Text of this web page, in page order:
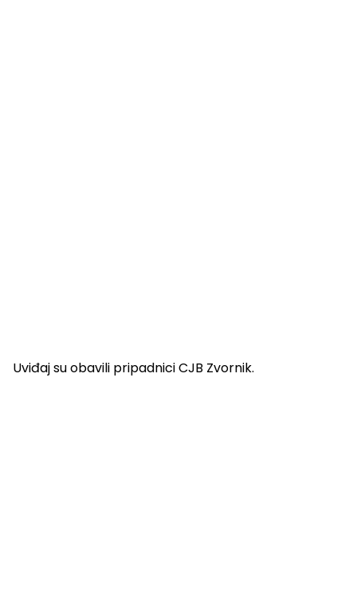
Uviđaj su obavili pripadnici CJB Zvornik.